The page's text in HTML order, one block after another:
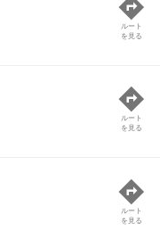
ルート
を見る
ルート
を見る
ルート
を見る